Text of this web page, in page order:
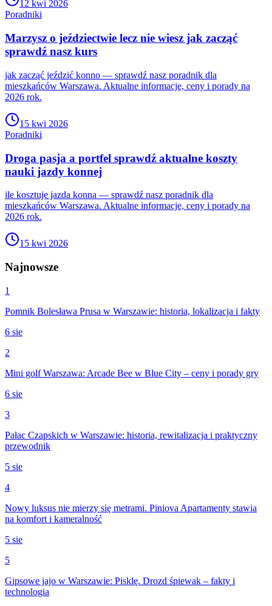
12 kwi 2026
Poradniki
Marzysz o jeździectwie lecz nie wiesz jak zacząć
sprawdź nasz kurs
jak zacząć jeździć konno — sprawdź nasz poradnik dla
mieszkańców Warszawa. Aktualne informacje, ceny i porady na
2026 rok.
15 kwi 2026
Poradniki
Droga pasja a portfel sprawdź aktualne koszty
nauki jazdy konnej
ile kosztuje jazda konna — sprawdź nasz poradnik dla
mieszkańców Warszawa. Aktualne informacje, ceny i porady na
2026 rok.
15 kwi 2026
Najnowsze
1
Pomnik Bolesława Prusa w Warszawie: historia, lokalizacja i fakty
6 sie
2
Mini golf Warszawa: Arcade Bee w Blue City – ceny i porady gry
6 sie
3
Pałac Czapskich w Warszawie: historia, rewitalizacja i praktyczny
przewodnik
5 sie
4
Nowy luksus nie mierzy się metrami. Piniova Apartamenty stawia
na komfort i kameralność
5 sie
5
Gipsowe jajo w Warszawie: Pisklę. Drozd śpiewak – fakty i
technologia